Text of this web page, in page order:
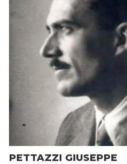
PETTAZZI GIUSEPPE